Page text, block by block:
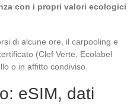
con i propri valori ecologici
di alcune ore, il carpooling e
(Clef Verte, Ecolabel
o in affitto condiviso.
eSIM, dati